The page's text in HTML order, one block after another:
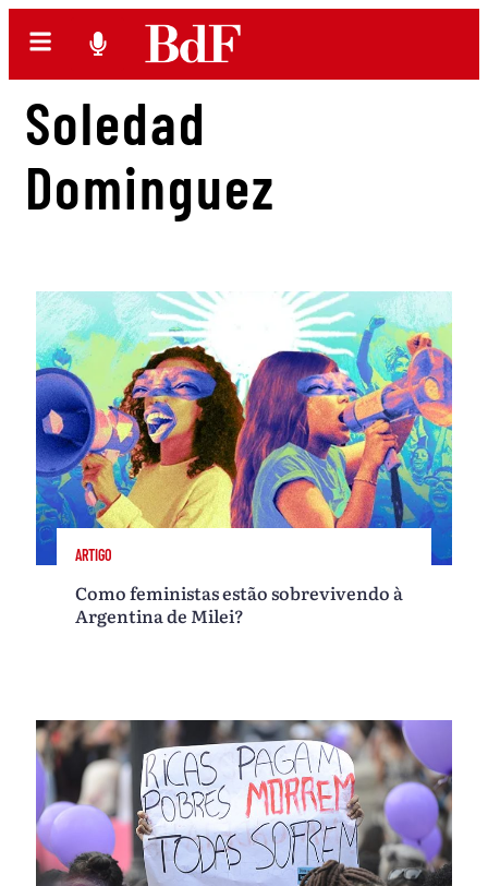
Soledad
Dominguez
ARTIGO
Como feministas estão sobrevivendo à
Argentina de Milei?